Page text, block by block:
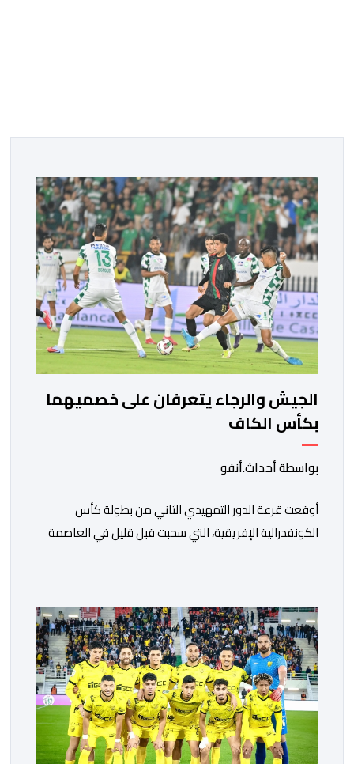
الجيش والرجاء يتعرفان على خصميهما
بكأس الكاف
بواسطة أحداث.أنفو
أوقعت قرعة الدور التمهيدي الثاني من بطولة كأس
الكونفدرالية الإفريقية، التي سحبت قبل قليل في العاصمة
ووسط القارة. ​وسيكون نادي الرجاء الرياضي على موعد مع
مواجهة المتأهل من المباراة التي تجمع بين إيل كانيمي
واريورز النيجيري ونادي أوديب ممثل […]